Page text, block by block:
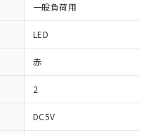
一般負荷用
LED
赤
2
DC5V